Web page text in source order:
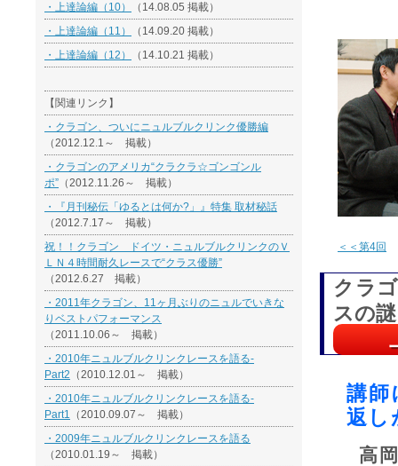
・上達論編（10）
（14.08.05 掲載）
・上達論編（11）
（14.09.20 掲載）
・上達論編（12）
（14.10.21 掲載）
【関連リンク】
・クラゴン、ついにニュルブルクリンク優勝編
（2012.12.1～ 掲載）
・クラゴンのアメリカ“クラクラ☆ゴンゴンル
ポ” （2012.11.26～ 掲載）
・『月刊秘伝「ゆるとは何か?」』特集 取材秘話
（2012.7.17～ 掲載）
祝！！クラゴン ドイツ・ニュルブルクリンクのＶ
ＬＮ４時間耐久レースで“クラス優勝”
（2012.6.27 掲載）
・2011年クラゴン、11ヶ月ぶりのニュルでいきな
りベストパフォーマンス
（2011.10.06～ 掲載）
・2010年ニュルブルクリンクレースを語る-
Part2 （2010.12.01～ 掲載）
・2010年ニュルブルクリンクレースを語る-
Part1 （2010.09.07～ 掲載）
・2009年ニュルブルクリンクレースを語る
（2010.01.19～ 掲載）
＜＜第4回
クラ
スの
講師
返し
高